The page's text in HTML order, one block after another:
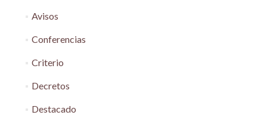
Avisos
Conferencias
Criterio
Decretos
Destacado